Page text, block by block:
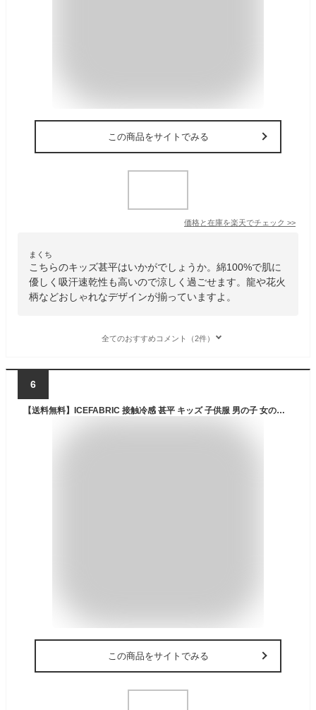
この商品をサイトでみる
価格と在庫を楽天でチェック >>
まくち
こちらのキッズ甚平はいかがでしょうか。綿100%で肌に
優しく吸汗速乾性も高いので涼しく過ごせます。龍や花火
柄などおしゃれなデザインが揃っていますよ。
全てのおすすめコメント（2件）
6
【送料無料】ICEFABRIC 接触冷感 甚平 キッズ 子供服 男の子 女の子 綿タッチ おしゃれ お祭り 浴衣 和服 和装 無地 花柄 ジンベイ こども 子供用 子ども セットアップ 上下セット 部屋着 ジュニア 夏物 夏服 110cm 120cm 130cm 140cm 150cm 160cm「934-30.935-00.935-01」
この商品をサイトでみる